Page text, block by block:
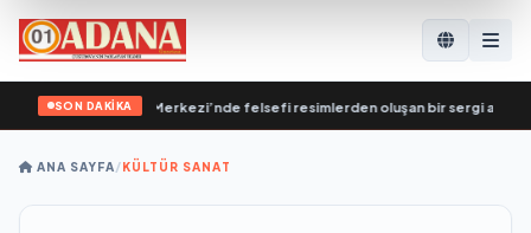
SON DAKİKA
Genel Merkezi’nde felsefi resimlerden oluşan bir sergi açıldı•
ANA SAYFA/KÜLTÜR SANAT